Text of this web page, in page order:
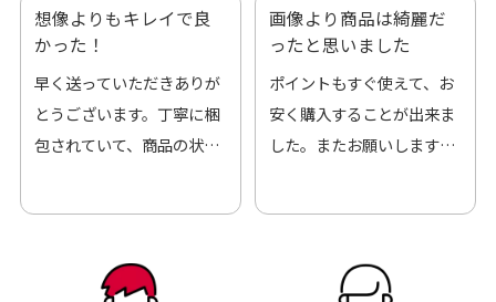
想像よりもキレイで良
かった！
早く送っていただきありが
とうございます。丁寧に梱
包されていて、商品の状態
画像より商品は綺麗だ
ったと思いました
ポイントもすぐ使えて、お
安く購入することが出来ま
した。またお願いします、